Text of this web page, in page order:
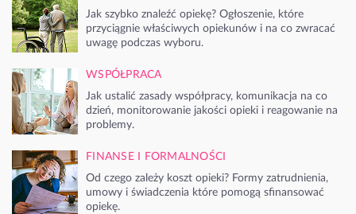
Jak szybko znaleźć opiekę? Ogłoszenie, które
przyciągnie właściwych opiekunów i na co zwracać
uwagę podczas wyboru.
WSPÓŁPRACA
Jak ustalić zasady współpracy, komunikacja na co
dzień, monitorowanie jakości opieki i reagowanie na
problemy.
FINANSE I FORMALNOŚCI
Od czego zależy koszt opieki? Formy zatrudnienia,
umowy i świadczenia które pomogą sfinansować
opiekę.